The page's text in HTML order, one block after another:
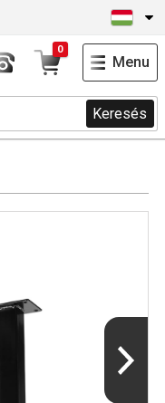
Keresés
0
Menu